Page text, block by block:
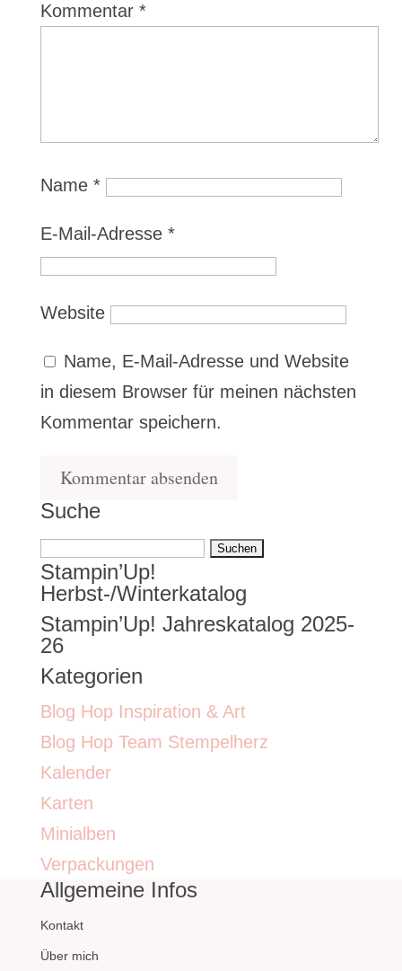
Kommentar *
Name *
E-Mail-Adresse *
Website
Name, E-Mail-Adresse und Website
in diesem Browser für meinen nächsten
Kommentar speichern.
Suche
Suchen
nach:
Stampin’Up!
Herbst-/Winterkatalog
Stampin’Up! Jahreskatalog 2025-
26
Kategorien
Blog Hop Inspiration & Art
Blog Hop Team Stempelherz
Kalender
Karten
Minialben
Verpackungen
Allgemeine Infos
Kontakt
Über mich